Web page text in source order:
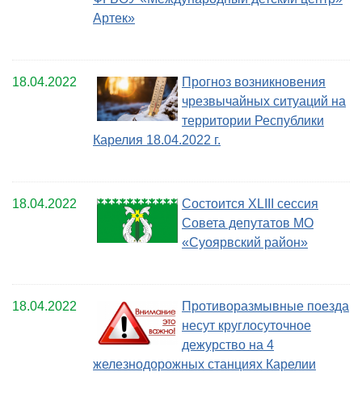
Артек»
18.04.2022
Прогноз возникновения
чрезвычайных ситуаций на
территории Республики
Карелия 18.04.2022 г.
18.04.2022
Состоится XLIII сессия
Совета депутатов МО
«Суоярвский район»
18.04.2022
Противоразмывные поезда
несут круглосуточное
дежурство на 4
железнодорожных станциях Карелии